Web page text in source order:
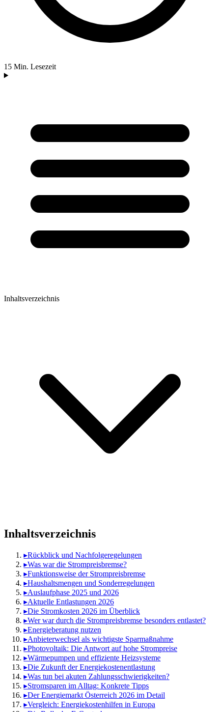
15 Min. Lesezeit
Inhaltsverzeichnis
Inhaltsverzeichnis
▸Rückblick und Nachfolgeregelungen
▸Was war die Strompreisbremse?
▸Funktionsweise der Strompreisbremse
▸Haushaltsmengen und Sonderregelungen
▸Auslaufphase 2025 und 2026
▸Aktuelle Entlastungen 2026
▸Die Stromkosten 2026 im Überblick
▸Wer war durch die Strompreisbremse besonders entlastet?
▸Energieberatung nutzen
▸Anbieterwechsel als wichtigste Sparmaßnahme
▸Photovoltaik: Die Antwort auf hohe Strompreise
▸Wärmepumpen und effiziente Heizsysteme
▸Die Zukunft der Energiekostenentlastung
▸Was tun bei akuten Zahlungsschwierigkeiten?
▸Stromsparen im Alltag: Konkrete Tipps
▸Der Energiemarkt Österreich 2026 im Detail
▸Vergleich: Energiekostenhilfen in Europa